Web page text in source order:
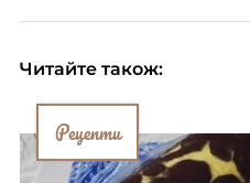
Читайте також:
Рецепти